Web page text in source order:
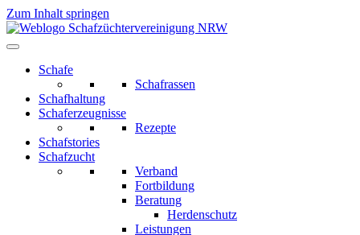
Zum Inhalt springen
Schafe
Schafrassen
Schafhaltung
Schaferzeugnisse
Rezepte
Schafstories
Schafzucht
Verband
Fortbildung
Beratung
Herdenschutz
Leistungen